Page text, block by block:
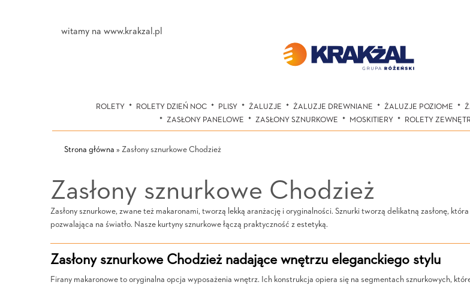
witamy na www.krakzal.pl
ROLETY ROLETY DZIEŃ NOC PLISY ŻALUZJE ŻALUZJE DREWNIANE ŻALUZJE POZIOME
ZASŁONY PANELOWE
ZASŁONY SZNURKOWE MOSKITIERY ROLETY
Strona główna » Zasłony sznurkowe Chodzież
Zasłony sznurkowe Chodzież
Zasłony sznurkowe, zwane też makaronami, tworzą lekką aranżację i oryginalności. Sznurki tworzą delikatną zasłonę,
pozwalająca na światło. Nasze kurtyny sznurkowe łączą praktyczność z estetyką.
Zasłony sznurkowe Chodzież nadające wnętrzu eleganckiego stylu
Firany makaronowe to oryginalna opcja wyposażenia wnętrz. Ich konstrukcja opiera się na segmentach sznurkowych,